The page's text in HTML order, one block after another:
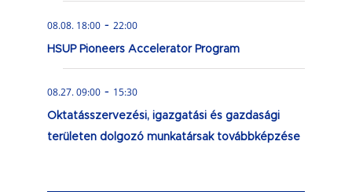
08.08. 18:00 - 22:00
HSUP Pioneers Accelerator Program
08.27. 09:00 - 15:30
Oktatásszervezési, igazgatási és gazdasági
területen dolgozó munkatársak továbbképzése